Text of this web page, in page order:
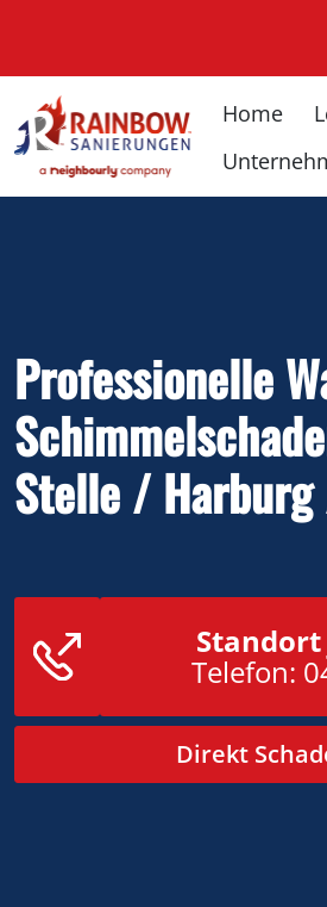
Home
Professionelle
Stelle /
Telefon:
Direkt